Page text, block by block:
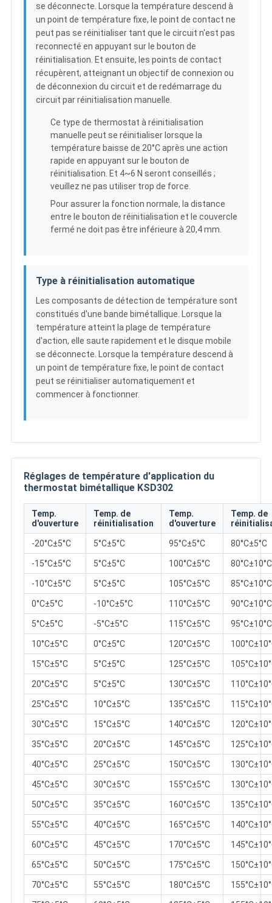
se déconnecte. Lorsque la température descend à
un point de température fixe, le point de contact ne
peut pas se réinitialiser tant que le circuit n'est pas
reconnecté en appuyant sur le bouton de
réinitialisation. Et ensuite, les points de contact
récupèrent, atteignant un objectif de connexion ou
de déconnexion du circuit et de redémarrage du
circuit par réinitialisation manuelle.
Ce type de thermostat à réinitialisation
manuelle peut se réinitialiser lorsque la
température baisse de 20°C après une action
rapide en appuyant sur le bouton de
réinitialisation. Et 4~6 N seront conseillés ;
veuillez ne pas utiliser trop de force.
Pour assurer la fonction normale, la distance
entre le bouton de réinitialisation et le couvercle
fermé ne doit pas être inférieure à 20,4 mm.
Type à réinitialisation automatique
Les composants de détection de température sont
constitués d'une bande bimétallique. Lorsque la
température atteint la plage de température
d'action, elle saute rapidement et le disque mobile
se déconnecte. Lorsque la température descend à
un point de température fixe, le point de contact
peut se réinitialiser automatiquement et
commencer à fonctionner.
Réglages de température d'application du
thermostat bimétallique KSD302
Temp.
d'ouverture
Temp. de
réinitialisation
Temp.
d'ouverture
Temp. de
-20°C±5°C 5°C±5°C 95°C±5°C 80°C±5°C
-15°C±5°C 5°C±5°C 100°C±5°C 80°C±10°C
-10°C±5°C 5°C±5°C 105°C±5°C 85°C±10°C
0°C±5°C -10°C±5°C 110°C±5°C 90°C±10°C
5°C±5°C -5°C±5°C 115°C±5°C 95°C±10°C
10°C±5°C 0°C±5°C 120°C±5°C
15°C±5°C 5°C±5°C 125°C±5°C
20°C±5°C 5°C±5°C 130°C±5°C
25°C±5°C 10°C±5°C 135°C±5°C
30°C±5°C 15°C±5°C 140°C±5°C
35°C±5°C 20°C±5°C 145°C±5°C
40°C±5°C 25°C±5°C 150°C±5°C
45°C±5°C 30°C±5°C 155°C±5°C
50°C±5°C 35°C±5°C 160°C±5°C
55°C±5°C 40°C±5°C 165°C±5°C
60°C±5°C 45°C±5°C 170°C±5°C
65°C±5°C 50°C±5°C 175°C±5°C
70°C±5°C 55°C±5°C 180°C±5°C